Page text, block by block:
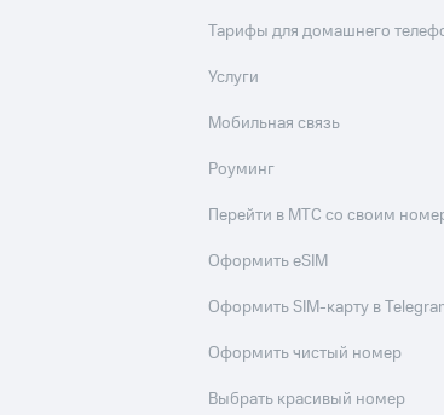
Тарифы для домашнего
Услуги
Мобильная связь
Роуминг
Перейти в МТС со своим
Оформить eSIM
Оформить SIM-карту в
Оформить чистый номер
Выбрать красивый номер